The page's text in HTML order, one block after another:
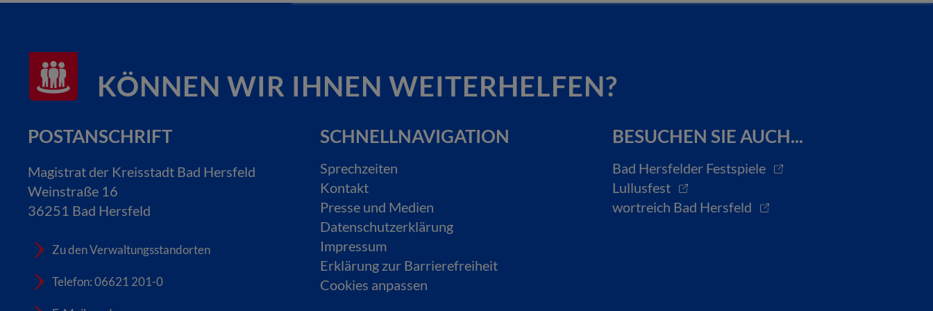
KÖNNEN WIR IHNEN WEITERHELFEN?
POSTANSCHRIFT
Magistrat der Kreisstadt Bad Hersfeld
Weinstraße 16
36251 Bad Hersfeld
Zu den Verwaltungsstandorten
Telefon: 06621 201-0
SCHNELLNAVIGATION
Sprechzeiten
Kontakt
Presse und Medien
Datenschutzerklärung
Impressum
Erklärung zur Barrierefreiheit
Cookies anpassen
BESUCHEN SIE AUCH...
Bad Hersfelder Festspiele
Lullusfest
wortreich Bad Hersfeld